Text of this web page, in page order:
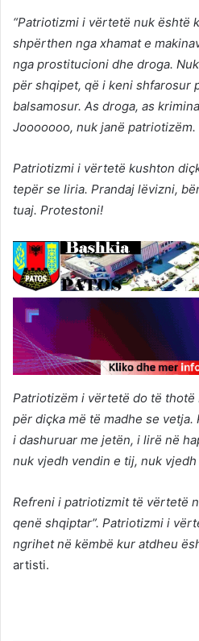
“Patriotizmi i vërtetë nuk është
shpërthen nga xhamat e
nga prostitucioni dhe droga.
për shqipet, që i keni shfarosur
balsamosur. As droga, as
Jooooooo, nuk janë patriotizëm.
Patriotizmi i vërtetë kushton
tepër se liria. Prandaj lëvizni,
tuaj. Protestoni!
Patriotizëm i vërtetë do të
për diçka më të madhe se
i dashuruar me jetën, i lirë në
nuk vjedh vendin e tij, nuk
Refreni i patriotizmit të vërtetë
qenë shqiptar”. Patriotizmi i
ngrihet në këmbë kur atdheu
artisti.